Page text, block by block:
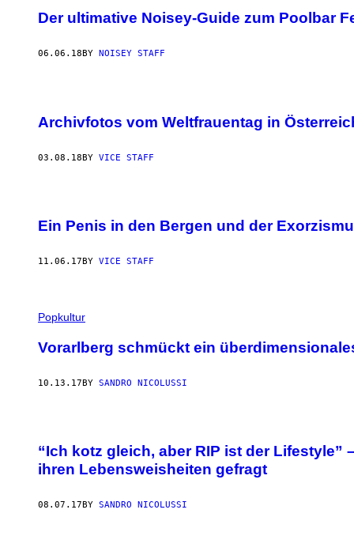
Der ultimative Noisey-Guide zum Poolbar
06.06.18 BY NOISEY STAFF
Archivfotos vom Weltfrauentag in
03.08.18BY VICE STAFF
Ein Penis in den Bergen und der
11.06.17 BY VICE STAFF
Popkultur
Vorarlberg schmückt ein
10.13.17BY SANDRO NICOLUSSI
“Ich kotz gleich, aber RIP ist der Lifestyle”
ihren Lebensweisheiten gefragt
08.07.17 BY SANDRO NICOLUSSI